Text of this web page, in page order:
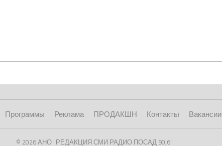
Программы Реклама ПРОДАКШН Контакты Вакансии
© 2026 АНО "РЕДАКЦИЯ СМИ РАДИО ПОСАД 90,6"